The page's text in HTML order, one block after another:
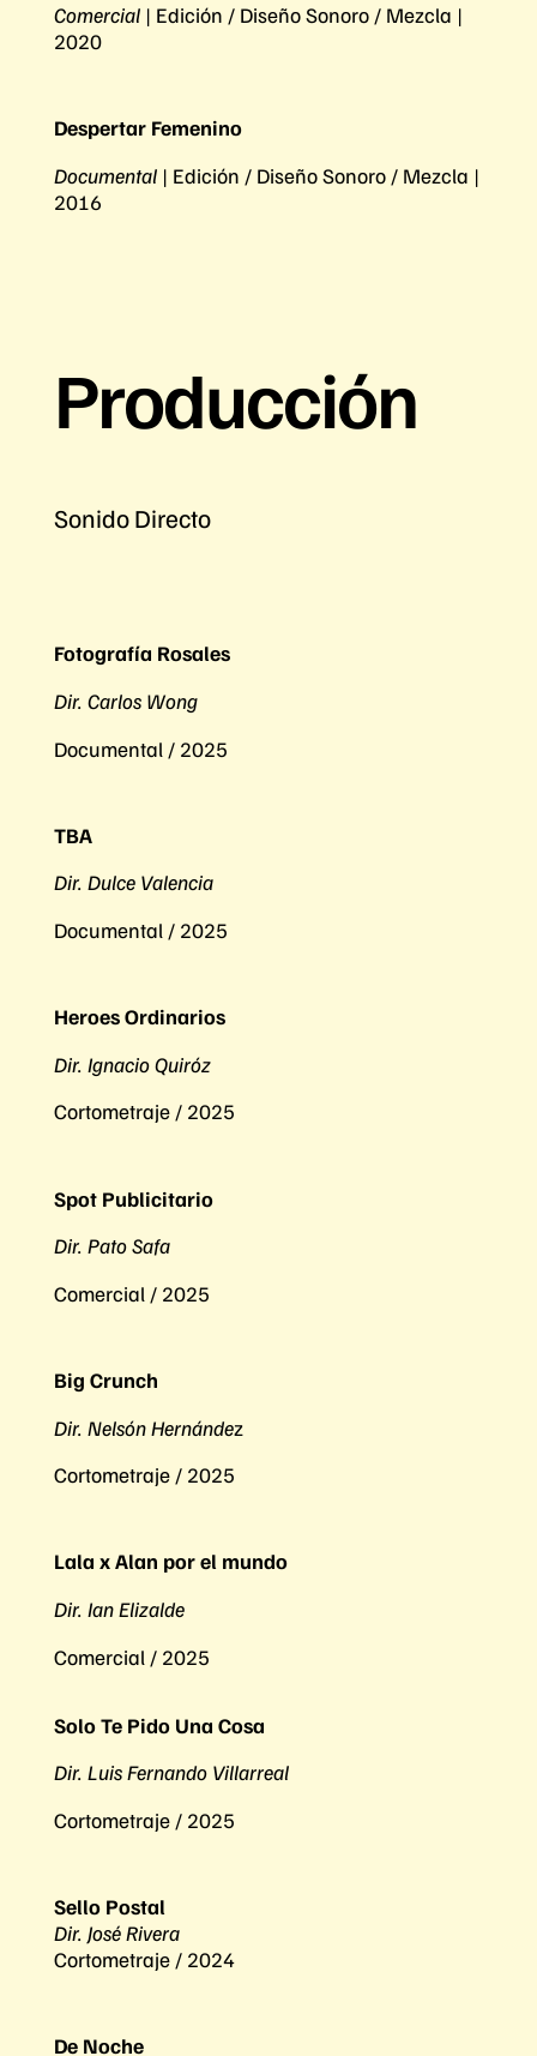
Comercial | Edición / Diseño Sonoro / Mezcla |
2020
Despertar Femenino
Documental | Edición / Diseño Sonoro / Mezcla |
2016
Producción
Sonido Directo
Fotografía Rosales
Dir. Carlos Wong
Documental / 2025
TBA
Dir. Dulce Valencia
Documental / 2025
Heroes Ordinarios
Dir. Ignacio Quiróz
Cortometraje / 2025
Spot Publicitario
Dir. Pato Safa
Comercial / 2025
Big Crunch
Dir. Nelsón Hernández
Cortometraje / 2025
Lala x Alan por el mundo
Dir. Ian Elizalde
Comercial / 2025
Solo Te Pido Una Cosa
Dir. Luis Fernando Villarreal
Cortometraje / 2025
Sello Postal
Dir. José Rivera
Cortometraje / 2024
De Noche